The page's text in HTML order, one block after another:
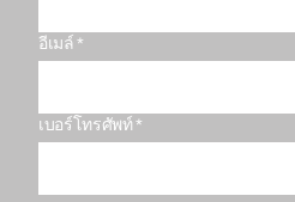
อีเมล์ *
เบอร์โทรศัพท์ *